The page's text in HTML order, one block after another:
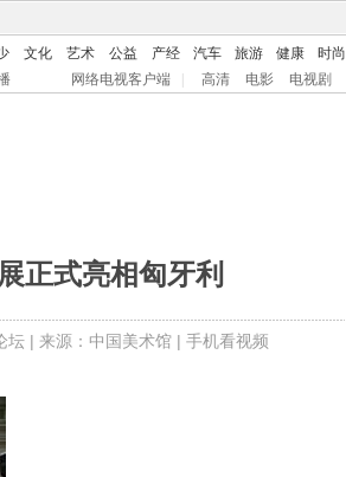
文化 艺术 公益 产经 汽车 旅游 健康 时尚
网络电视客户端 高清 电影 电视剧
正式亮相匈牙利
坛| 来源：中国美术馆 | 手机看视频